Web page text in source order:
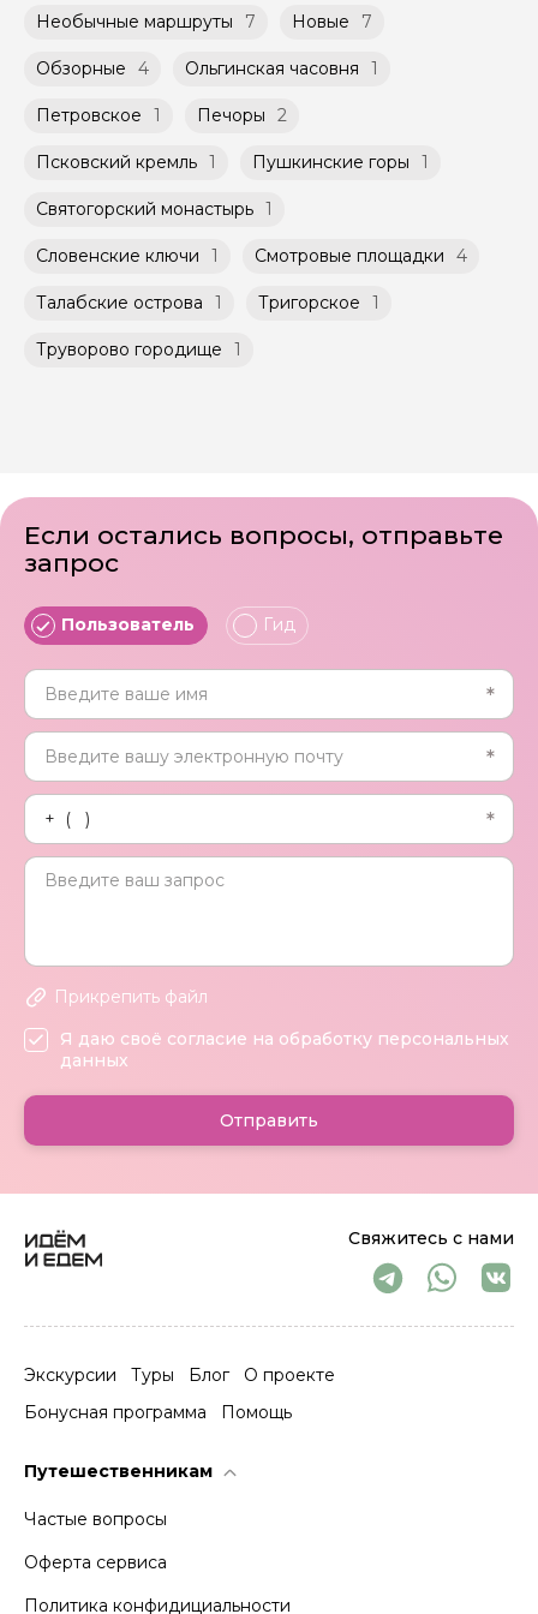
Необычные маршруты 7 Новые 7
Обзорные 4 Ольгинская часовня 1
Петровское 1 Печоры 2
Псковский кремль 1 Пушкинские горы 1
Святогорский монастырь 1
Словенские ключи 1 Смотровые площадки 4
Талабские острова 1 Тригорское 1
Труворово городище 1
Свяжитесь с нами
Экскурсии Туры Блог
О проекте
Бонусная программа
Помощь
Путешественникам
Частые вопросы
Оферта сервиса
Политика конфидициальности
Если остались вопросы, отправьте
запрос
Пользователь Гид
Прикрепить файл
Я даю своё согласие на обработку персональных
данных
Отправить